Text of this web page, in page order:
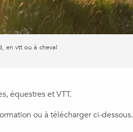
en vtt ou à cheval
équestres et VTT.
ou à télécharger ci-dessous.